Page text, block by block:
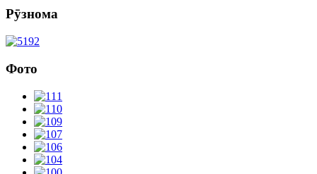
Рӯзнома
Фото